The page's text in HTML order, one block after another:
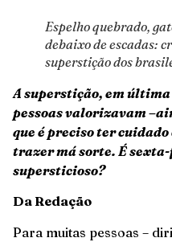
Espelho quebrado,
debaixo de escadas:
superstição dos
A superstição, em
pessoas valorizavam
que é preciso ter
trazer má sorte. É sexta-
supersticioso?
Da Redação
Para muitas pessoas –